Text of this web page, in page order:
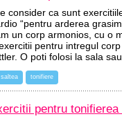
consider ca sunt
“pentru arderea
un corp armonios, cu o
pentru intregul
O poti folosi la sala
saltea tonifiere
pentru